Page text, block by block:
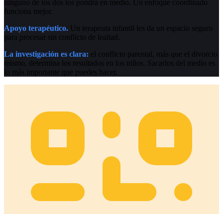
ninguno de los dos los pondrá en medio. Un enfoque coordinado
funciona mejor.
Apoyo terapéutico. Un terapeuta infantil les da un espacio seguro
para procesar sin conflicto de lealtad.
La investigación es clara: el conflicto parental, más que el divorcio
mismo, determina los resultados en los niños. Sacarlos del medio es
lo más importante que puedes hacer.